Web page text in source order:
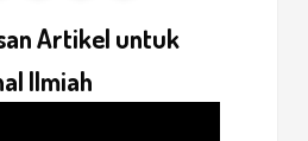
Artikel untuk
Ilmiah